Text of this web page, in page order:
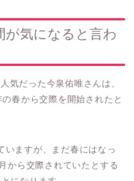
が気になると言わ
気だった今泉佑唯さんは、
春から交際を開始されたと
いますが、まだ春にはなっ
から交際されていたとする